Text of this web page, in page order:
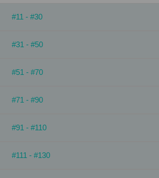
#11 - #30
#31 - #50
#51 - #70
#71 - #90
#91 - #110
#111 - #130